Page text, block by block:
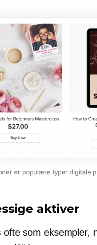
er populære typer digitale
aktiver
som eksempler,